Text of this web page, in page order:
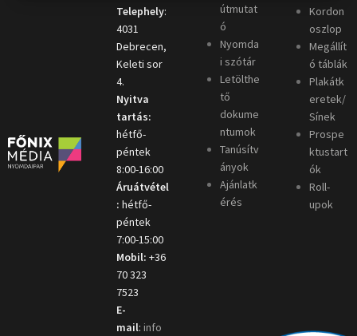
Telephely:
4031
Debrecen,
Keleti sor
4.
Nyitva
tartás:
hétfő-
péntek
8:00-16:00
Áruátvétel
: hétfő-
péntek
7:00-15:00
Mobil: +36
70 323
7523
E-
mail: info
útmutat
ó
Nyomda
i szótár
Letölthe
tő
dokume
ntumok
Tanúsítv
ányok
Ajánlatk
érés
Kordon
oszlop
Megállít
ó táblák
Plakátk
eretek/
Sínek
Prospe
ktustart
ók
Roll-
upok